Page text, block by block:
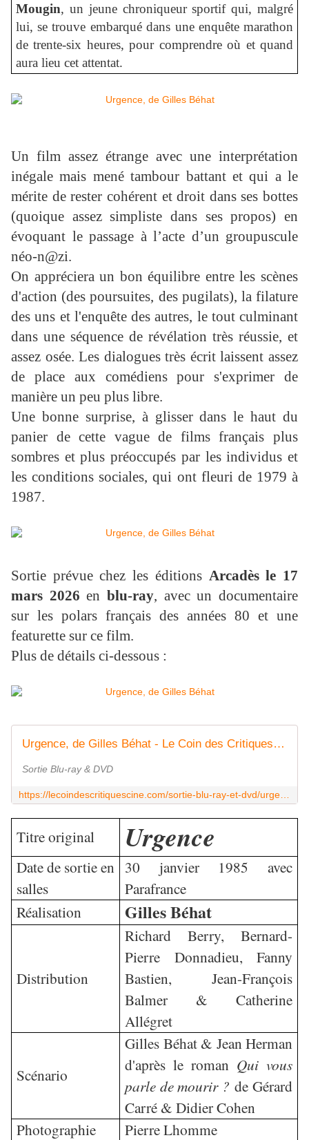
Mougin, un jeune chroniqueur sportif qui, malgré
lui, se trouve embarqué dans une enquête marathon
de trente-six heures, pour comprendre où et quand
aura lieu cet attentat.
Un film assez étrange avec une interprétation
inégale mais mené tambour battant et qui a le
mérite de rester cohérent et droit dans ses bottes
(quoique assez simpliste dans ses propos) en
évoquant le passage à l’acte d’un groupuscule
néo-n@zi.
On appréciera un bon équilibre entre les scènes
d'action (des poursuites, des pugilats), la filature
des uns et l'enquête des autres, le tout culminant
dans une séquence de révélation très réussie, et
assez osée. Les dialogues très écrit laissent assez
de place aux comédiens pour s'exprimer de
manière un peu plus libre.
Une bonne surprise, à glisser dans le haut du
panier de cette vague de films français plus
sombres et plus préoccupés par les individus et
les conditions sociales, qui ont fleuri de 1979 à
1987.
Sortie prévue chez les éditions Arcadès le 17
mars 2026 enblu-ray, avec un documentaire
sur les polars français des années 80 et une
featurette sur ce film.
Plus de détails ci-dessous :
Urgence, de Gilles Béhat - Le Coin des Critiques Ciné
Sortie Blu-ray & DVD
Titre original Urgence
Date de sortie en
salles
30 janvier 1985 avec
Parafrance
Réalisation
Gilles Béhat
Distribution
Richard Berry, Bernard-
Pierre Donnadieu, Fanny
Bastien, Jean-François
Balmer & Catherine
Allégret
Scénario
Gilles Béhat & Jean Herman
d'après le roman Qui vous
parle de mourir ?de Gérard
Carré & Didier Cohen
Photographie
Pierre Lhomme